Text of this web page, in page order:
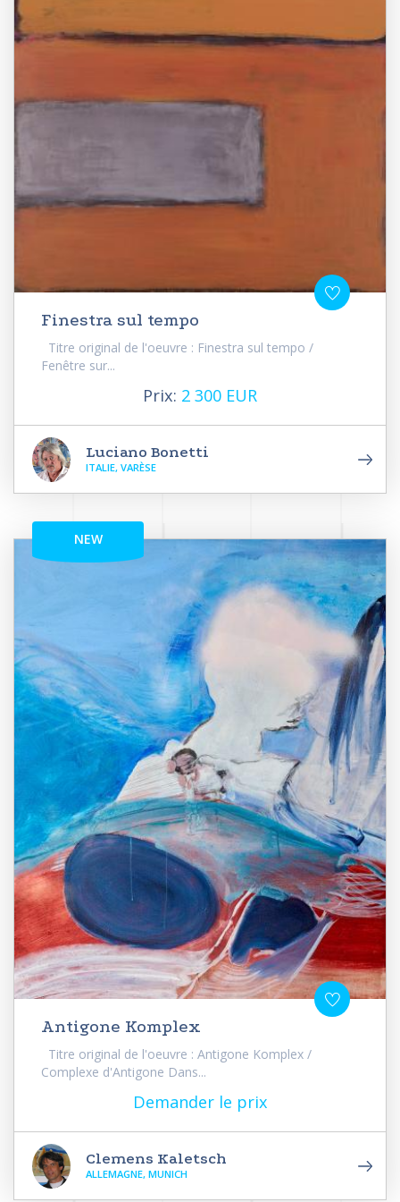
Finestra sul tempo
Titre original de l'oeuvre : Finestra sul tempo /
Fenêtre sur...
Prix: 2 300 EUR
Luciano Bonetti
ITALIE, VARÈSE
NEW
Antigone Komplex
Titre original de l'oeuvre : Antigone Komplex /
Complexe d'Antigone Dans...
Demander le prix
Clemens Kaletsch
ALLEMAGNE, MUNICH